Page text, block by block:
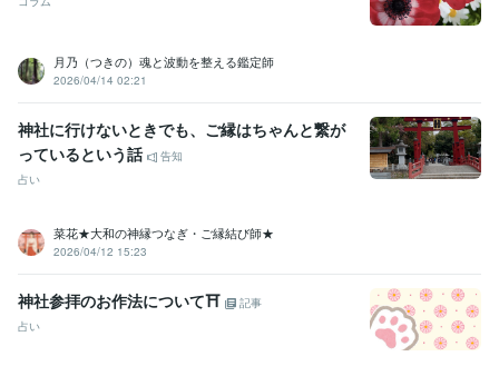
月乃（つきの）魂と波動を整える鑑定師
2026/04/14 02:21
神社に行けないときでも、ご縁はちゃんと繋が
っているという話
告知
占い
菜花★大和の神縁つなぎ・ご縁結び師★
2026/04/12 15:23
神社参拝のお作法について⛩️
記事
占い